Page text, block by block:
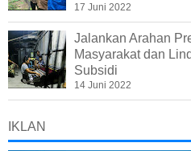
17 Juni 2022
Jalankan Arahan
Masyarakat dan
Subsidi
14 Juni 2022
IKLAN